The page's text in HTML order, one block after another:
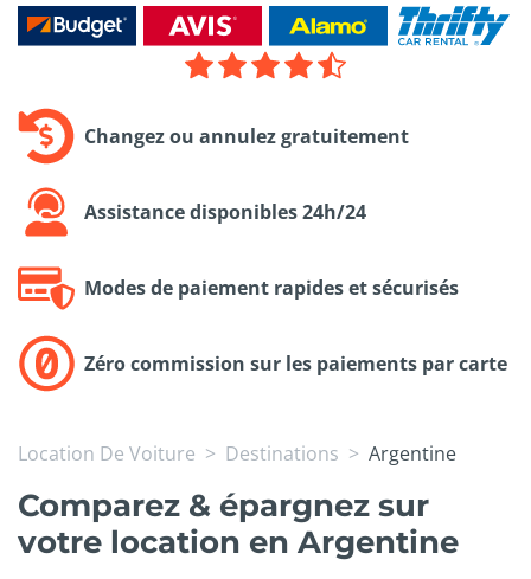
Changez ou annulez gratuitement
Assistance disponibles 24h/24
Modes de paiement rapides et sécurisés
Zéro commission sur les paiements par carte
Location De Voiture Destinations Argentine
Comparez & épargnez sur
votre location en Argentine